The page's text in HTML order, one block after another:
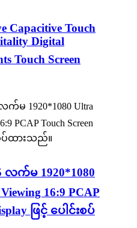
Capacitive Touch
Digital
Touch Screen
လက်မ 1920*1080
16:9 PCAP
ဖြင့် ပေါင်းစပ်